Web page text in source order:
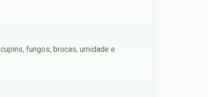
fungos, brocas, umidade e